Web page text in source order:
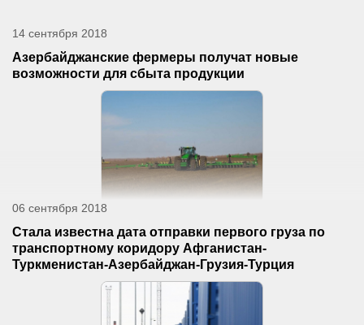
14 сентября 2018
Азербайджанские фермеры получат новые
возможности для сбыта продукции
06 сентября 2018
Стала известна дата отправки первого груза по
транспортному коридору Афганистан-
Туркменистан-Азербайджан-Грузия-Турция